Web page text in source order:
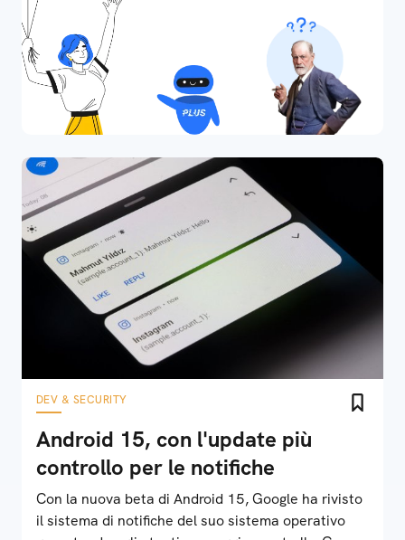
DEV & SECURITY
Android 15, con l'update più
controllo per le notifiche
Con la nuova beta di Android 15, Google ha rivisto
il sistema di notifiche del suo sistema operativo